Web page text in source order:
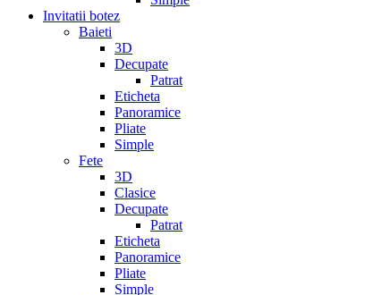
Invitatii botez
Baieti
3D
Decupate
Patrat
Eticheta
Panoramice
Pliate
Simple
Fete
3D
Clasice
Decupate
Patrat
Eticheta
Panoramice
Pliate
Simple